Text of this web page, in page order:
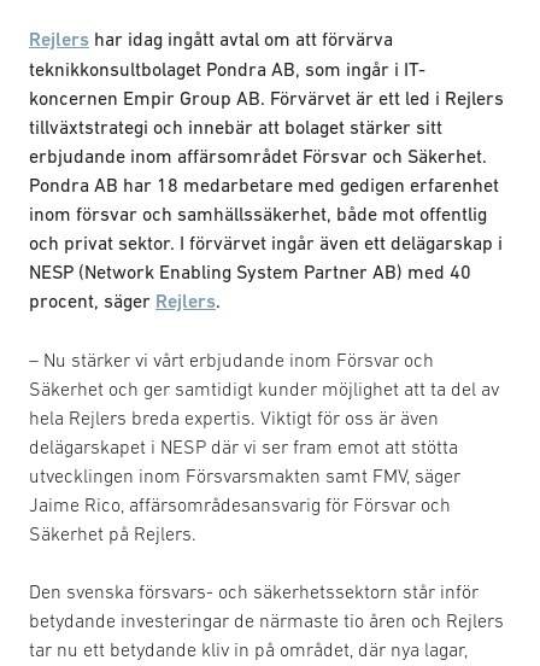
Rejlers har idag ingått avtal om att förvärva
teknikkonsultbolaget Pondra AB, som ingår i IT-
koncernen Empir Group AB. Förvärvet är ett led i Rejlers
tillväxtstrategi och innebär att bolaget stärker sitt
erbjudande inom affärsområdet Försvar och Säkerhet.
Pondra AB har 18 medarbetare med gedigen erfarenhet
inom försvar och samhällssäkerhet, både mot offentlig
och privat sektor. I förvärvet ingår även ett delägarskap i
NESP (Network Enabling System Partner AB) med 40
procent, säger Rejlers.
– Nu stärker vi vårt erbjudande inom Försvar och
Säkerhet och ger samtidigt kunder möjlighet att ta del av
hela Rejlers breda expertis. Viktigt för oss är även
delägarskapet i NESP där vi ser fram emot att stötta
utvecklingen inom Försvarsmakten samt FMV, säger
Jaime Rico, affärsområdesansvarig för Försvar och
Säkerhet på Rejlers.
Den svenska försvars- och säkerhetssektorn står inför
betydande investeringar de närmaste tio åren och Rejlers
tar nu ett betydande kliv in på området, där nya lagar,